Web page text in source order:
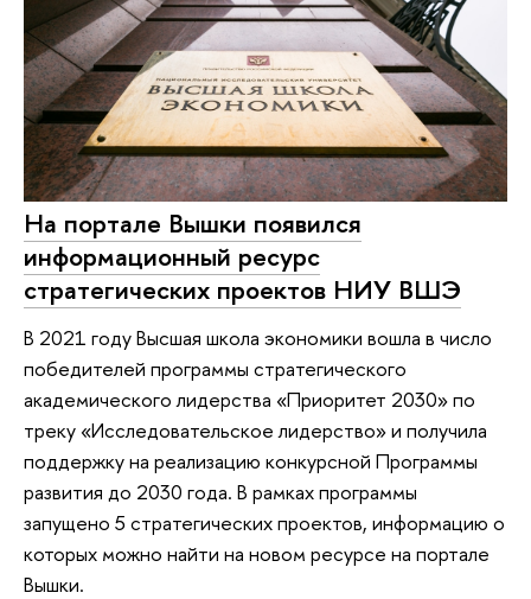
На портале Вышки появился
информационный ресурс
стратегических проектов НИУ ВШЭ
В 2021 году Высшая школа экономики вошла в число
победителей программы стратегического
академического лидерства «Приоритет 2030» по
треку «Исследовательское лидерство» и получила
поддержку на реализацию конкурсной Программы
развития до 2030 года. В рамках программы
запущено 5 стратегических проектов, информацию о
которых можно найти на новом ресурсе на портале
Вышки.